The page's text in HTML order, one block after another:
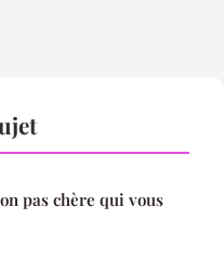
pas chère qui vous